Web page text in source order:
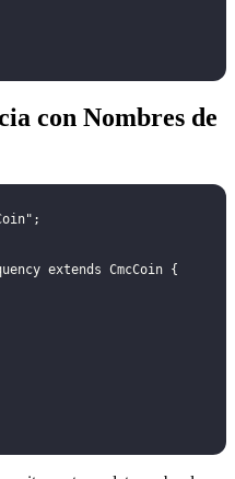
con Nombres de
extends CmcCoin {